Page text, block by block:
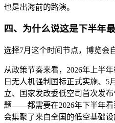
也是出海前的路演。
四、为什么说这是下半年
选择7月这个时间节点，博览会
从政策节奏来看，2026年上半
日无人机强制国标正式实施、5
立、国家发改委低空司首次发
题——都需要在2026年下半年看
会集聚了来自全国的低空基础